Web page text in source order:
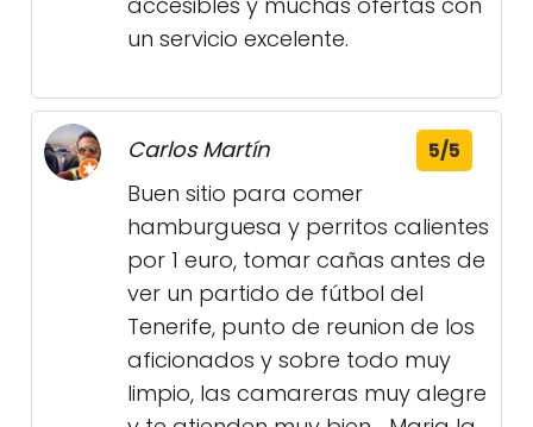
un servicio excelente.
Carlos Martín 5/5
Buen sitio para comer
hamburguesa y perritos calientes
por 1 euro, tomar cañas antes de
ver un partido de fútbol del
Tenerife, punto de reunion de los
aficionados y sobre todo muy
limpio, las camareras muy alegre